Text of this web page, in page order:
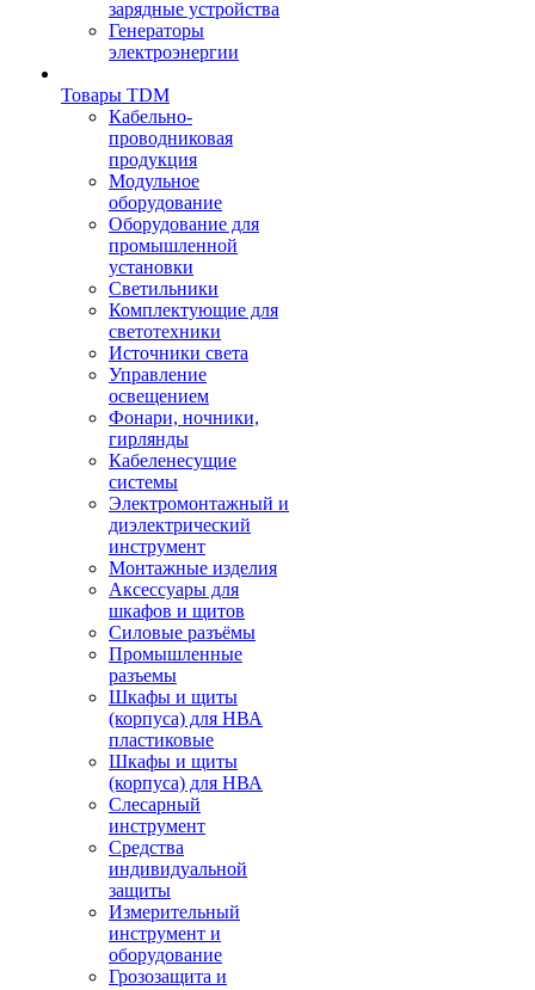
зарядные устройства
Генераторы
электроэнергии
Товары TDM
Кабельно-
проводниковая
продукция
Модульное
оборудование
Оборудование для
промышленной
установки
Светильники
Комплектующие для
светотехники
Источники света
Управление
освещением
Фонари, ночники,
гирлянды
Кабеленесущие
системы
Электромонтажный и
диэлектрический
инструмент
Монтажные изделия
Аксессуары для
шкафов и щитов
Силовые разъёмы
Промышленные
разъемы
Шкафы и щиты
(корпуса) для НВА
пластиковые
Шкафы и щиты
(корпуса) для НВА
Слесарный
инструмент
Средства
индивидуальной
защиты
Измерительный
инструмент и
оборудование
Грозозащита и